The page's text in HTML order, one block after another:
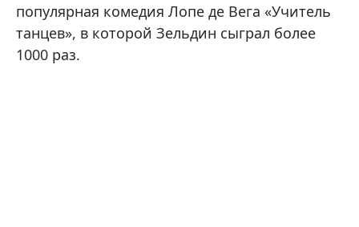
популярная комедия Лопе де Вега «Учитель
танцев», в которой Зельдин сыграл более
1000 раз.